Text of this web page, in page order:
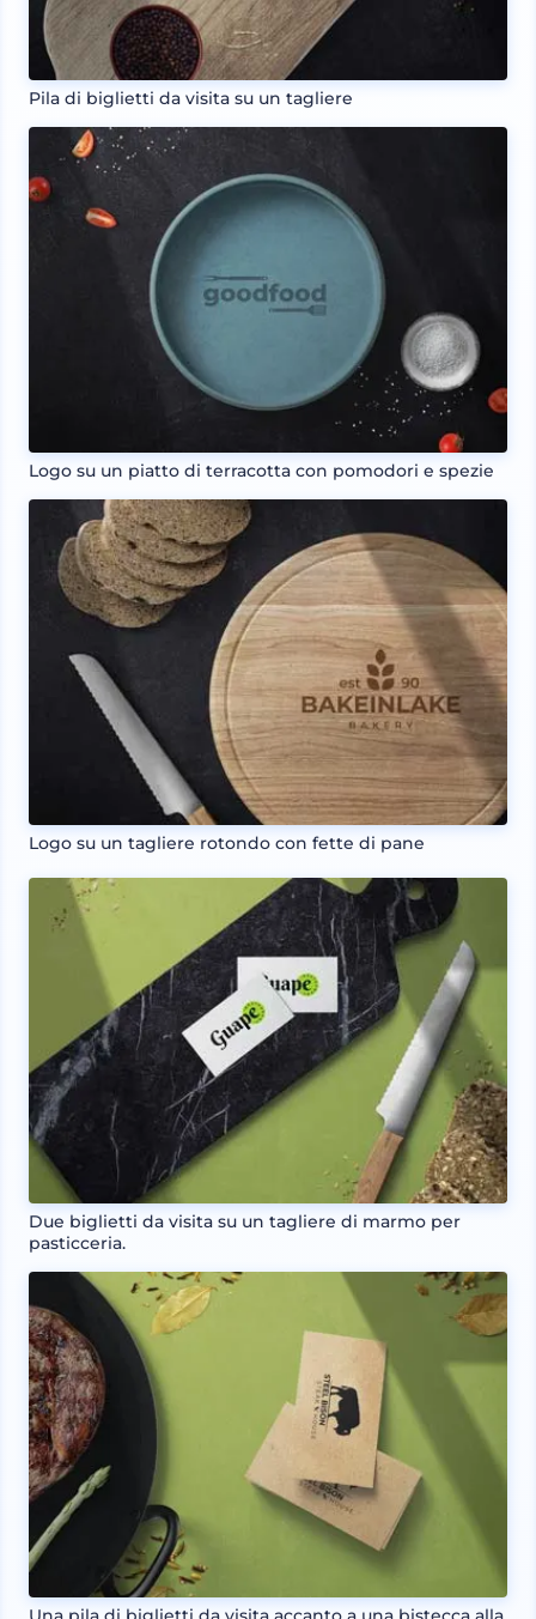
Pila di biglietti da visita su un tagliere
Logo su un piatto di terracotta con pomodori e spezie
Logo su un tagliere rotondo con fette di pane
Due biglietti da visita su un tagliere di marmo per
pasticceria.